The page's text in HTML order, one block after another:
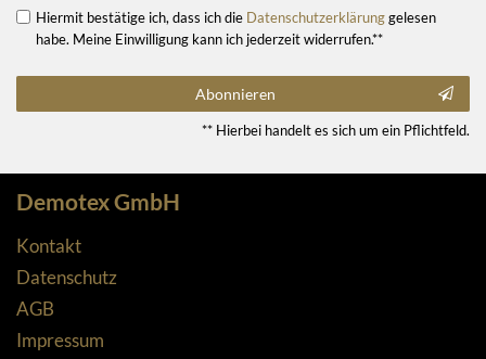
Hiermit bestätige ich, dass ich die Daten­schutz­erklärunggelesen
habe. Meine Einwilligung kann ich jederzeit widerrufen.**
Abonnieren
** Hierbei handelt es sich um ein Pflichtfeld.
Demotex GmbH
Kontakt
Datenschutz
AGB
Impressum